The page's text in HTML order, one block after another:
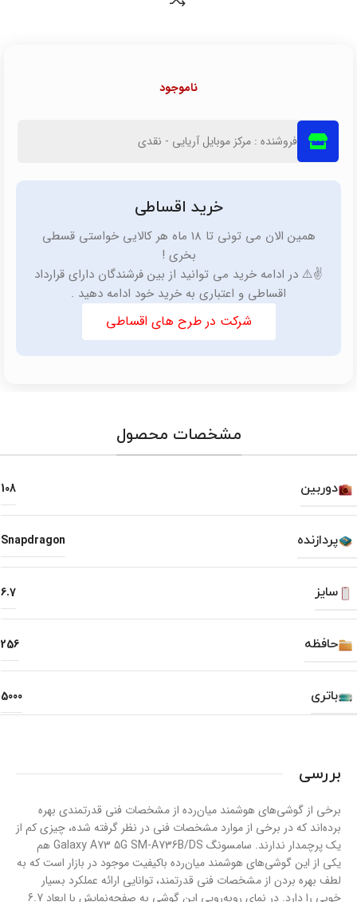
ناموجود
فروشنده : مرکز موبایل آریایی - نقدی
خرید اقساطی
همین الان می تونی تا 18 ماه هر کالایی خواستی قسطی
بخری !
✌️⚠️ در ادامه خرید می توانید از بین فرشندگان دارای قرارداد
اقساطی و اعتباری به خرید خود ادامه دهید .
شرکت در طرح های اقساطی
مشخصات محصول
دوربین 108
پردازنده Snapdragon
سایز 6.7
حافظه 256
باتری 5000
بررسی
برخی از گوشی‌های هوشمند میان‌رده از مشخصات فنی قدرتمندی بهره
برده‌اند که در برخی از موارد مشخصات فنی در نظر گرفته شده، چیزی کم از
یک پرچمدار ندارند. سامسونگ Galaxy A73 5G SM-A736B/DS هم
یکی از این گوشی‌های هوشمند میان‌رده با‌کیفیت موجود در بازار است که به
لطف بهره بردن از مشخصات فنی قدرتمند، توانایی ارائه عملکرد بسیار
خوبی را دارد. در نمای رو‌به‌رویی این گوشی به صفحه‌نمایش با ابعاد 6.7